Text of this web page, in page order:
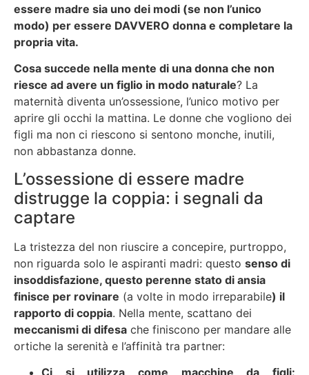
essere madre sia uno dei modi (se non l’unico
modo) per essere DAVVERO donna e completare la
propria vita.
Cosa succede nella mente di una donna che non
riesce ad avere un figlio in modo naturale? La
maternità diventa un’ossessione, l’unico motivo per
aprire gli occhi la mattina. Le donne che vogliono dei
figli ma non ci riescono si sentono monche, inutili,
non abbastanza donne.
L’ossessione di essere madre
distrugge la coppia: i segnali da
captare
La tristezza del non riuscire a concepire, purtroppo,
non riguarda solo le aspiranti madri: questo senso di
insoddisfazione, questo perenne stato di ansia
finisce per rovinare (a volte in modo irreparabile) il
rapporto di coppia. Nella mente, scattano dei
meccanismi di difesa che finiscono per mandare alle
ortiche la serenità e l’affinità tra partner:
Ci si utilizza come macchine da figli: